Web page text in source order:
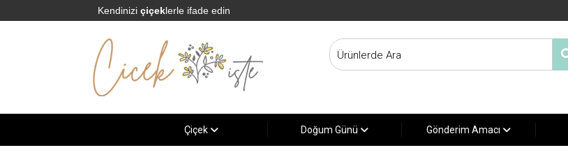
Kendinizi çiçeklerle ifade edin
Çiçek Doğum Günü Gönderim Amacı